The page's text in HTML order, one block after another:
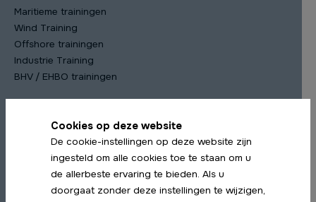
Maritieme trainingen
Wind Training
Offshore trainingen
Industrie Training
BHV / EHBO trainingen
Meest gekozen trainingen
STCW Scheepsmanagement cursus
STCW Medische Training
STCW Profiency in Survival Craft Herhaling
Cookies op deze website
De cookie-instellingen op deze website zijn
ingesteld om alle cookies toe te staan om u
de allerbeste ervaring te bieden. Als u
doorgaat zonder deze instellingen te wijzigen,